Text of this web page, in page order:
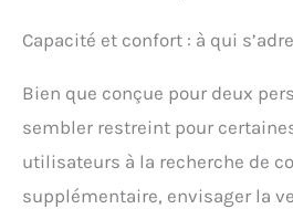
solo.
des
de très
de
Capacité et confort : à qui
Bien que conçue pour deux
sembler restreint pour
utilisateurs à la recherche de
supplémentaire, envisager la